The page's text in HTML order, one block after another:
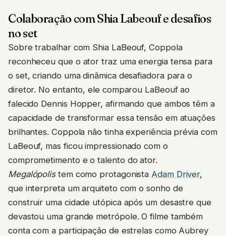
Colaboração com Shia Labeouf e desafios
no set
Sobre trabalhar com Shia LaBeouf, Coppola
reconheceu que o ator traz uma energia tensa para
o set, criando uma dinâmica desafiadora para o
diretor. No entanto, ele comparou LaBeouf ao
falecido Dennis Hopper, afirmando que ambos têm a
capacidade de transformar essa tensão em atuações
brilhantes. Coppola não tinha experiência prévia com
LaBeouf, mas ficou impressionado com o
comprometimento e o talento do ator.
Megalópolistem como protagonista Adam Driver,
que interpreta um arquiteto com o sonho de
construir uma cidade utópica após um desastre que
devastou uma grande metrópole. O filme também
conta com a participação de estrelas como Aubrey